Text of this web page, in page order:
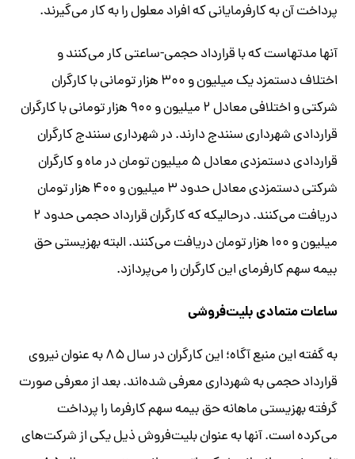
پرداخت آن به‌ کارفرمایانی که افراد معلول را به کار می‌گیرند.
آنها مدتهاست که با قرارداد حجمی-ساعتی کار می‌کنند و
اختلاف دستمزد یک میلیون و ۳۰۰ هزار تومانی با کارگران
شرکتی و اختلافی معادل ۲ میلیون و ۹۰۰ هزار تومانی با کارگران
قراردادی شهرداری سنندج دارند. در شهرداری سنندج کارگران
قراردادی دستمزدی معادل ۵ میلیون تومان در ماه و کارگران
شرکتی دستمزدی معادل حدود ۳ میلیون و ۴۰۰ هزار تومان
دریافت می‌کنند. درحالیکه که کارگران قرارداد حجمی حدود ۲
میلیون و ۱۰۰ هزار تومان دریافت می‌کنند. البته بهزیستی حق
بیمه سهم کارفرمای این کارگران را می‌پردازد.
ساعات متمادی بلیت‌فروشی
به گفته این منبع آگاه؛ این کارگران در سال ۸۵ به عنوان نیروی
قرارداد حجمی به شهرداری معرفی شده‌اند. بعد از معرفی صورت
گرفته بهزیستی ماهانه حق بیمه سهم کارفرما را پرداخت
می‌کرده است. آنها به عنوان بلیت‌فروش ذیل یکی از شرکت‌های